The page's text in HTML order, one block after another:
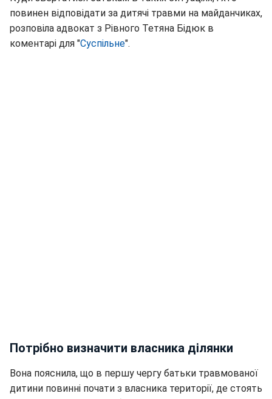
повинен відповідати за дитячі травми на майданчиках,
розповіла адвокат з Рівного Тетяна Бідюк в
коментарі для "Суспільне".
Потрібно визначити власника ділянки
Вона пояснила, що в першу чергу батьки травмованої
дитини повинні почати з власника території, де стоять